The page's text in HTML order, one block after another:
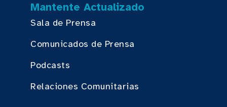
Mantente Actualizado
Sala de Prensa
Comunicados de Prensa
Podcasts
Relaciones Comunitarias